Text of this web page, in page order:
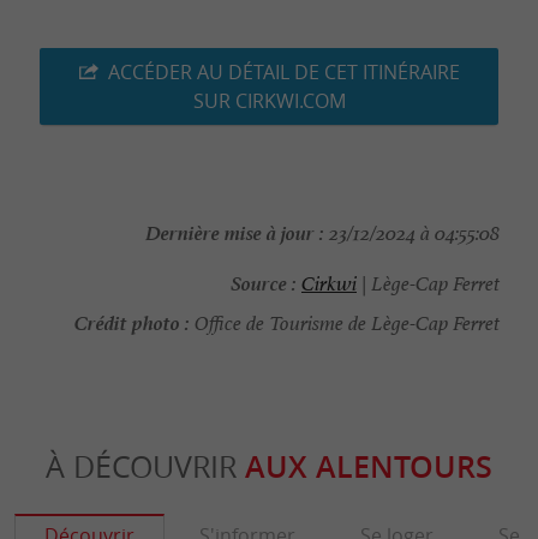
ACCÉDER AU DÉTAIL DE CET ITINÉRAIRE
SUR CIRKWI.COM
Dernière mise à jour : 23/12/2024 à 04:55:08
Source : Cirkwi | Lège-Cap Ferret
Crédit photo : Office de Tourisme de Lège-Cap Ferret
À DÉCOUVRIR AUX ALENTOURS